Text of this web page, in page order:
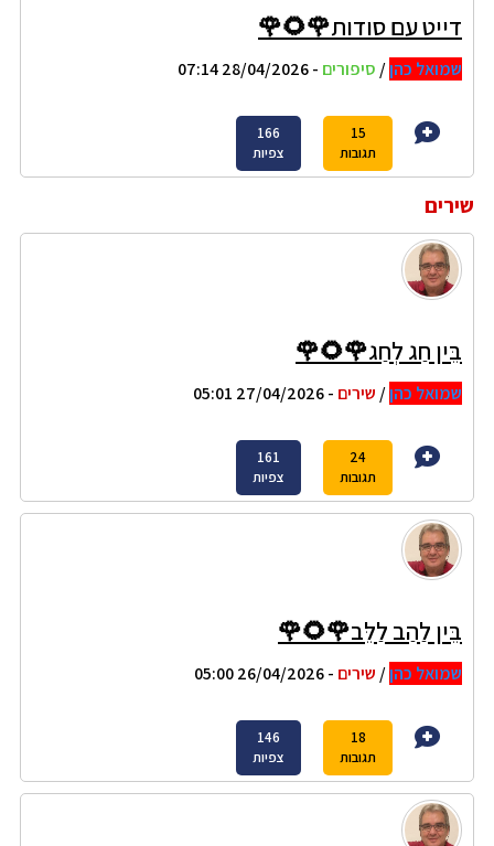
דייט עם סודות🌹🌻🌹
שמואל כהן/ סיפורים - 28/04/2026 07:14
15
תגובות
166
צפיות
שירים
בֵּין חַג לְחַג🌹🌻🌹
שמואל כהן/ שירים - 27/04/2026 05:01
24
תגובות
161
צפיות
בֵּין לַהַב לַלֵּב🌹🌻🌹
שמואל כהן/ שירים - 26/04/2026 05:00
18
תגובות
146
צפיות